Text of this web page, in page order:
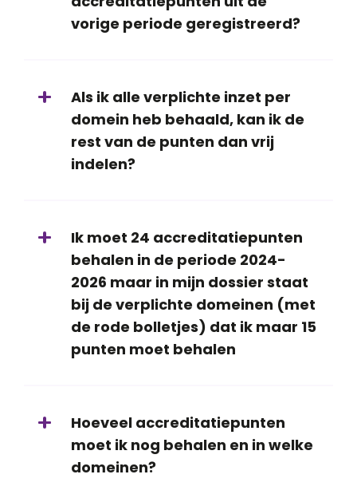
vorige periode geregistreerd?
Als ik alle verplichte inzet per
domein heb behaald, kan ik de
rest van de punten dan vrij
indelen?
Ik moet 24 accreditatiepunten
behalen in de periode 2024-
2026 maar in mijn dossier staat
bij de verplichte domeinen (met
de rode bolletjes) dat ik maar 15
punten moet behalen
Hoeveel accreditatiepunten
moet ik nog behalen en in welke
domeinen?